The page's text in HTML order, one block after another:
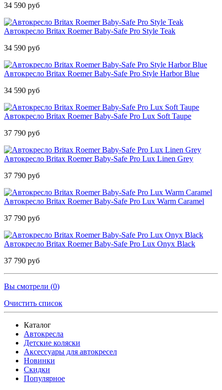
34 590 руб
Автокресло Britax Roemer Baby-Safe Pro Style Teak
34 590 руб
Автокресло Britax Roemer Baby-Safe Pro Style Harbor Blue
34 590 руб
Автокресло Britax Roemer Baby-Safe Pro Lux Soft Taupe
37 790 руб
Автокресло Britax Roemer Baby-Safe Pro Lux Linen Grey
37 790 руб
Автокресло Britax Roemer Baby-Safe Pro Lux Warm Caramel
37 790 руб
Автокресло Britax Roemer Baby-Safe Pro Lux Onyx Black
37 790 руб
Вы смотрели (0)
Очистить список
Каталог
Автокресла
Детские коляски
Аксессуары для автокресел
Новинки
Скидки
Популярное